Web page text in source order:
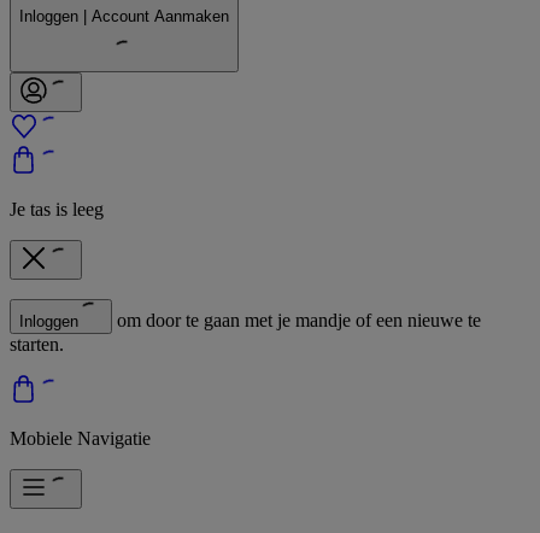
Inloggen | Account Aanmaken
Je tas is leeg
Inloggen
om door te gaan met je mandje of een nieuwe te
starten.
Mobiele Navigatie